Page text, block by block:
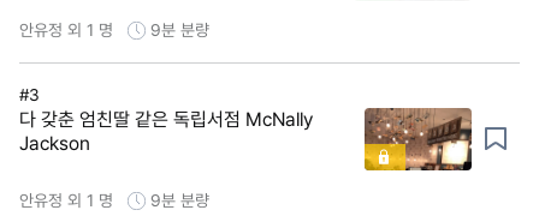
안유정 외 1 명 9분 분량
#3
다 갖춘 엄친딸 같은 독립서점 McNally
Jackson
안유정 외 1 명 9분 분량